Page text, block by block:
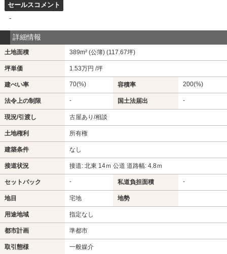
セールスコメント
-
詳細情報
土地面積 389m² (公簿) (117.67坪)
坪単価 1.53万円 /坪
建ぺい率 70(%) 容積率 200(%)
法令上の制限 - 国土法届出 -
現況/引渡し 古屋あり/相談
土地権利 所有権
建築条件 なし
接道状況 接道: 北東 14ｍ 公道 道路幅: 4.8ｍ
セットバック - 私道負担面積 -
地目 宅地 地勢
用途地域 指定なし
都市計画 準都市
取引態様 一般媒介